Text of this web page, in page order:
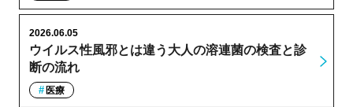
ウイルス性風邪とは違う大人の溶連菌の検査と診
断の流れ
2026.06.05
医療